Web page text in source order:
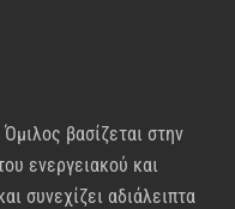
βασίζεται στην
ενεργειακού και
συνεχίζει αδιάλειπτα